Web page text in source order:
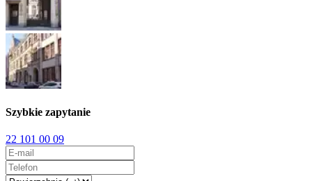
Szybkie zapytanie
22 101 00 09